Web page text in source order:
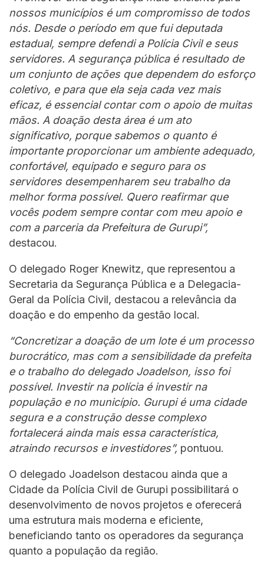
nossos municípios é um compromisso de todos
nós. Desde o período em que fui deputada
estadual, sempre defendi a Polícia Civil e seus
servidores. A segurança pública é resultado de
um conjunto de ações que dependem do esforço
coletivo, e para que ela seja cada vez mais
eficaz, é essencial contar com o apoio de muitas
mãos. A doação desta área é um ato
significativo, porque sabemos o quanto é
importante proporcionar um ambiente adequado,
confortável, equipado e seguro para os
servidores desempenharem seu trabalho da
melhor forma possível. Quero reafirmar que
vocês podem sempre contar com meu apoio e
com a parceria da Prefeitura de Gurupi”,
destacou.
O delegado Roger Knewitz, que representou a
Secretaria da Segurança Pública e a Delegacia-
Geral da Polícia Civil, destacou a relevância da
doação e do empenho da gestão local.
“Concretizar a doação de um lote é um processo
burocrático, mas com a sensibilidade da prefeita
e o trabalho do delegado Joadelson, isso foi
possível. Investir na polícia é investir na
população e no município. Gurupi é uma cidade
segura e a construção desse complexo
fortalecerá ainda mais essa característica,
atraindo recursos e investidores”, pontuou.
O delegado Joadelson destacou ainda que a
Cidade da Polícia Civil de Gurupi possibilitará o
desenvolvimento de novos projetos e oferecerá
uma estrutura mais moderna e eficiente,
beneficiando tanto os operadores da segurança
quanto a população da região.